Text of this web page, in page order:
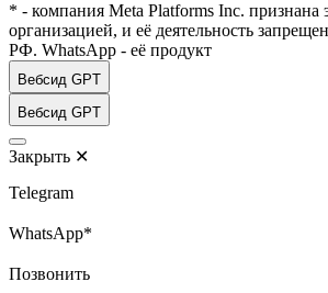
* - компания Meta Platforms Inc. признана
организацией, и её деятельность
РФ. WhatsApp - её продукт
Вебсид GPT
Вебсид GPT
Закрыть ✕
Telegram
WhatsApp*
Позвонить